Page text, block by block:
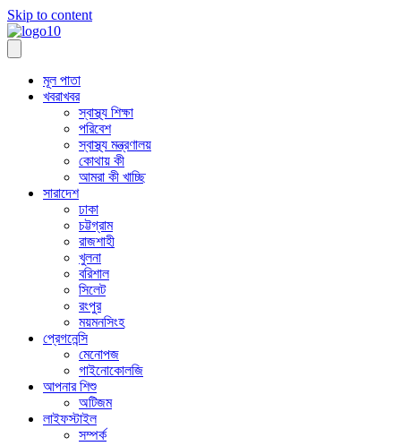
Skip to content
মূল পাতা
খবরাখবর
স্বাস্থ্য শিক্ষা
পরিবেশ
স্বাস্থ্য মন্ত্রণালয়
কোথায় কী
আমরা কী খাচ্ছি
সারাদেশ
ঢাকা
চট্টগ্রাম
রাজশাহী
খুলনা
বরিশাল
সিলেট
রংপুর
ময়মনসিংহ
প্রেগনেন্সি
মেনোপজ
গাইনোকোলজি
আপনার শিশু
অটিজম
লাইফস্টাইল
সম্পর্ক